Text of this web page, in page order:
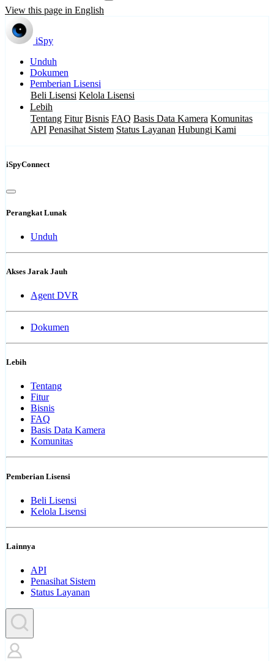
View this page in English
iSpy
Unduh
Dokumen
Pemberian Lisensi
Beli Lisensi Kelola Lisensi
Lebih
Tentang Fitur Bisnis FAQ Basis Data Kamera Komunitas
API Penasihat Sistem Status Layanan Hubungi Kami
iSpyConnect
Perangkat Lunak
Unduh
Akses Jarak Jauh
Agent DVR
Dokumen
Lebih
Tentang
Fitur
Bisnis
FAQ
Basis Data Kamera
Komunitas
Pemberian Lisensi
Beli Lisensi
Kelola Lisensi
Lainnya
API
Penasihat Sistem
Status Layanan